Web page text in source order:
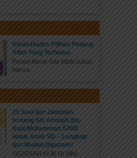
...
Kisah Hadits Pilihan Pedang
Allah Yang Terhunus
Pesan Moral Kita tidak cukup
hanya...
25 Soal dan Jawaban
tentang Siti Aminah (Ibu
Nabi Muhammad SAW)
untuk Anak SD – Lengkap
dan Mudah Dipahami
SEDEKAH KLIK DI SINI